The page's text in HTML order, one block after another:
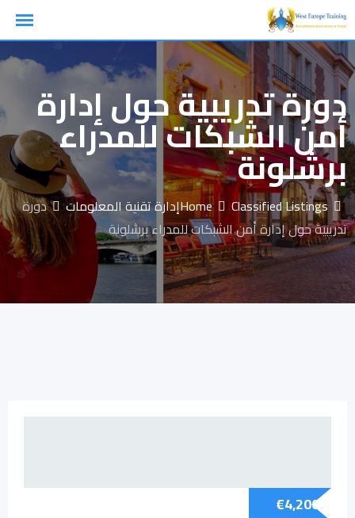
Skip
to
content
دورة تدريبية حول إدارة
أمن الشبكات للمدراء
برشلونة
Home Classified Listings إدارة تقنية المعلومات
دورة
تدريبية حول إدارة أمن الشبكات للمدراء برشلونة
€4,200